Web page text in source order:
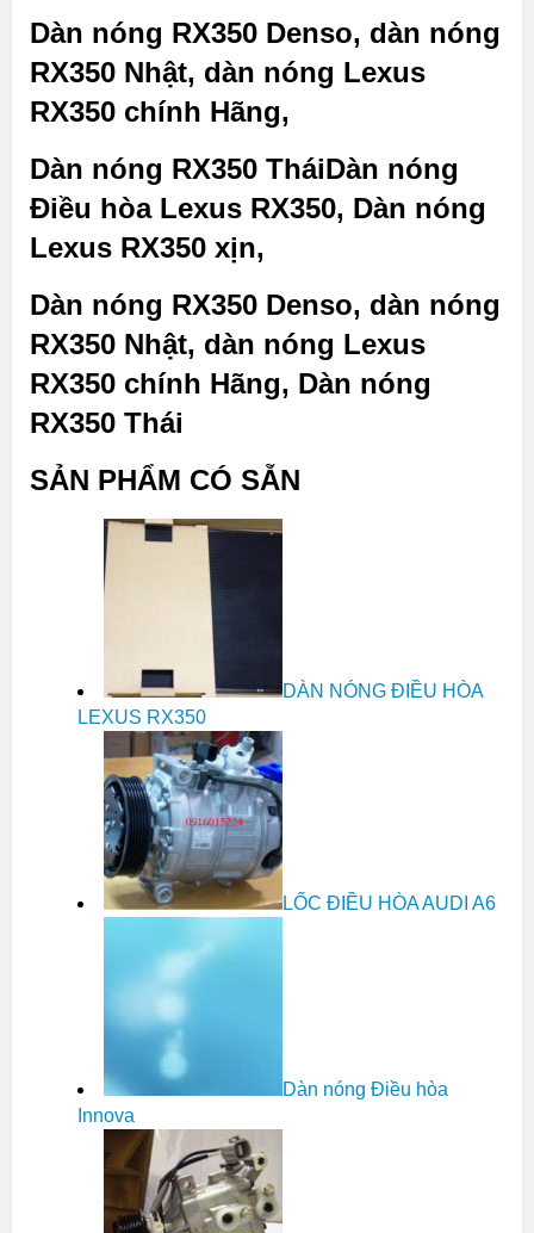
Dàn nóng RX350 Denso, dàn nóng
RX350 Nhật, dàn nóng Lexus
RX350 chính Hãng,
Dàn nóng RX350 TháiDàn nóng
Điều hòa Lexus RX350, Dàn nóng
Lexus RX350 xịn,
Dàn nóng RX350 Denso, dàn nóng
RX350 Nhật, dàn nóng Lexus
RX350 chính Hãng, Dàn nóng
RX350 Thái
SẢN PHẨM CÓ SẴN
DÀN NÓNG ĐIỀU HÒA
LEXUS RX350
LỐC ĐIỀU HÒA AUDI A6
Dàn nóng Điều hòa
Innova